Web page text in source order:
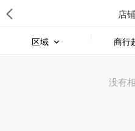
店
区域 商行
没有